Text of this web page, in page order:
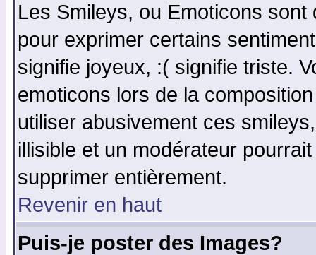
Les Smileys, ou Emoticons
pour exprimer certains
signifie joyeux, :( signifie triste.
emoticons lors de la
utiliser abusivement ces
illisible et un modérateur
supprimer entièrement.
Revenir en haut
Puis-je poster des Images?